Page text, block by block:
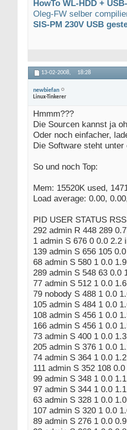
HowTo WL-HDD +
Oleg-FW selber
SIS-PM 230V USB
13-02-2008, 18:28
newbiefan
Linux-Tinkerer
Hmmm???
Die Sourcen kannst ja
Oder noch einfacher,
Die Software steht
So und noch Top:
Mem: 15520K used,
Load average: 0.00,
PID USER STATUS
292 admin R 448 289
1 admin S 676 0 0.0 2.2
139 admin S 656 105
68 admin S 580 1 0.0
289 admin S 548 63 0.0
77 admin S 512 1 0.0
79 nobody S 488 1 0.0
105 admin S 484 1 0.0
108 admin S 456 1 0.0
166 admin S 456 1 0.0
73 admin S 400 1 0.0
205 admin S 376 1 0.0
74 admin S 364 1 0.0
111 admin S 352 108
99 admin S 348 1 0.0
97 admin S 344 1 0.0
63 admin S 328 1 0.0
107 admin S 320 1 0.0
89 admin S 276 1 0.0